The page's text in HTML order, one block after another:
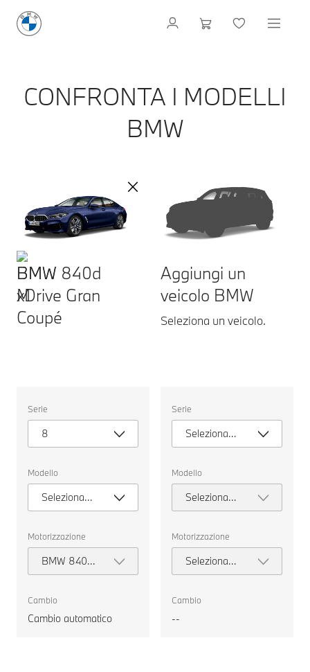
CONFRONTA I MODELLI
BMW
BMW 840d
xDrive Gran
Coupé
un
veicolo.
Serie
8
Modello
Seleziona
modello
Motorizzazione
BMW 840d
xDrive Gran
Cambio
Cambio automatico
Aggiungi un
veicolo BMW
Seleziona un veicolo.
un
veicolo.
Serie
Seleziona
serie
Modello
Seleziona
modello
Motorizzazione
Seleziona
motorizzazione
Cambio
--